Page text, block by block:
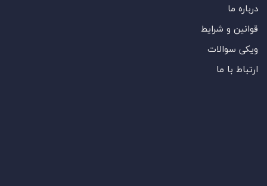
درباره ما
قوانین و شرایط
ویکی سوالات
ارتباط با ما